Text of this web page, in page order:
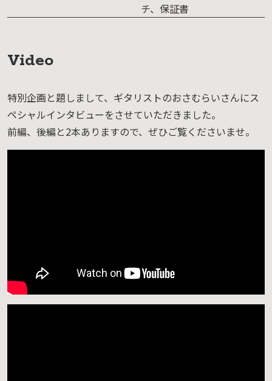
チ、保証書
Video
特別企画と題しまして、ギタリストのおさむらいさんにス
ペシャルインタビューをさせていただきました。
前編、後編と2本ありますので、ぜひご覧くださいませ。